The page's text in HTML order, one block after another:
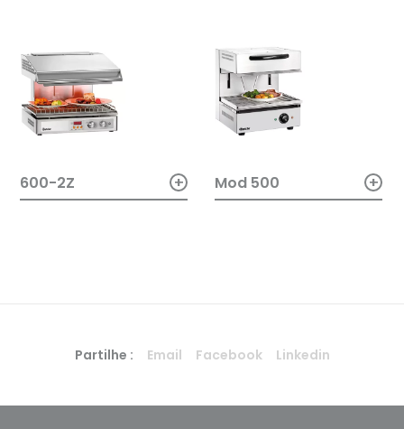
600-2Z + Mod 500 +
Partilhe : Email Facebook Linkedin